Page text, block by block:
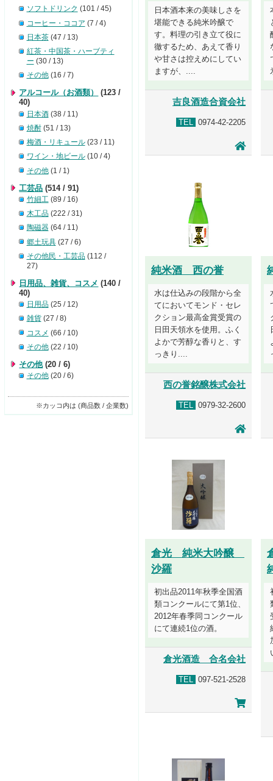
日本酒本来の美味しさを
堪能できる純米吟醸で
す。料理の引き立て役に
徹するため、あえて香り
や甘さは控えめにしてい
ますが、....
吉良酒造合資会社
TEL 0974-42-2205
純米酒 西の誉
水は仕込みの段階から全
てにおいてモンド・セレ
クション最高金賞受賞の
日田天領水を使用。ふく
よかで芳醇な香りと、す
っきり....
西の誉銘醸株式会社
TEL 0979-32-2600
倉光 純米大吟醸
沙羅
初出品2011年秋季全国酒
類コンクールにて第1位、
2012年春季同コンクール
にて連続1位の酒。
倉光酒造 合名会社
TEL 097-521-2528
ソフトドリンク (101 / 45)
コーヒー・ココア (7 / 4)
日本茶(47 / 13)
紅茶・中国茶・ハーブティ
ー (30 / 13)
その他(16 / 7)
アルコール（お酒類）
(123 /
40)
日本酒(38 / 11)
焼酎(51 / 13)
梅酒・リキュール(23 / 11)
ワイン・地ビール(10 / 4)
その他(1 / 1)
工芸品 (514 / 91)
竹細工(89 / 16)
木工品(222 / 31)
陶磁器(64 / 11)
郷土玩具(27 / 6)
その他民・工芸品(112 /
27)
日用品、雑貨、コスメ (140 /
40)
日用品(25 / 12)
雑貨(27 / 8)
コスメ (66 / 10)
その他(22 / 10)
その他(20 / 6)
その他(20 / 6)
※カッコ内は (商品数 / 企業数)